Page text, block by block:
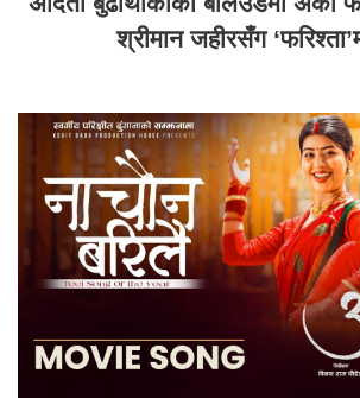
श्रीमान जहीरसँग